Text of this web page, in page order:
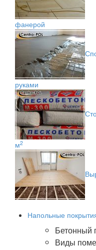
фанерой
руками
м2
Напольные
Бетонный
Виды